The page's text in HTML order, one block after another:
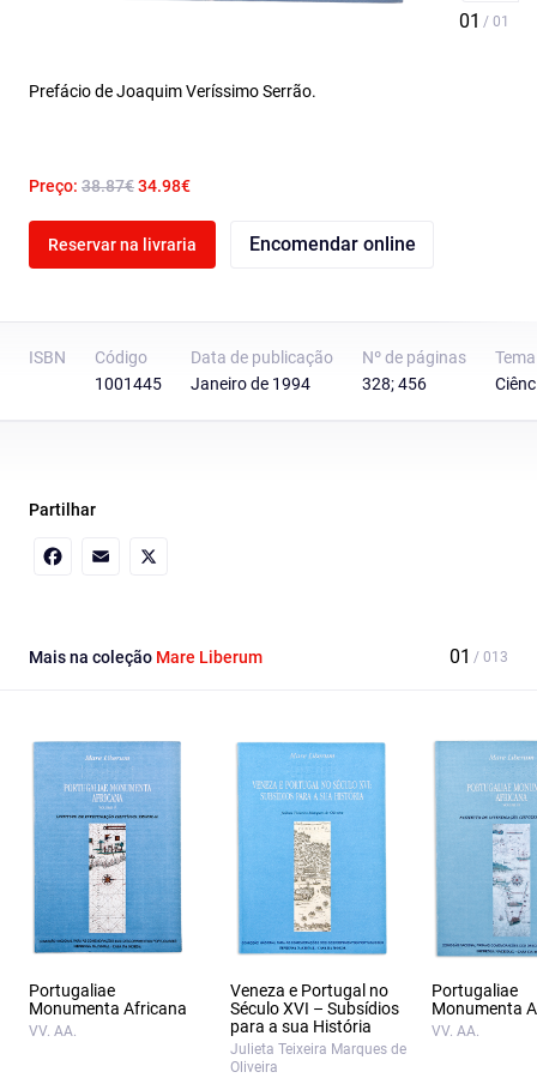
Prefácio de Joaquim Veríssimo Serrão.
Preço: 38.87€34.98€
Reservar na livraria Encomendar online
ISBN
Código
1001445
Data de publicação
Janeiro de 1994
Nº de páginas
328; 456
Tema
Partilhar
Mais na coleção Mare Liberum
Portugaliae
Monumenta Africana
VV. AA.
Veneza e Portugal no
Século XVI – Subsídios
para a sua História
Julieta Teixeira Marques de
Oliveira
Portugaliae
Monumenta
VV. AA.